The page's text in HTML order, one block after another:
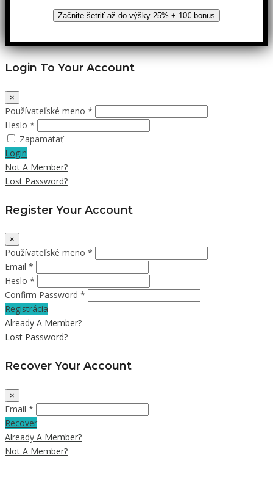
Začnite šetriť až do výšky 25% + 10€ bonus
Login To Your Account
×
Používateľské meno *
Heslo *
Zapamätať
Login
Not A Member?
Lost Password?
Register Your Account
×
Používateľské meno *
Email *
Heslo *
Confirm Password *
Registrácia
Already A Member?
Lost Password?
Recover Your Account
×
Email *
Recover
Already A Member?
Not A Member?